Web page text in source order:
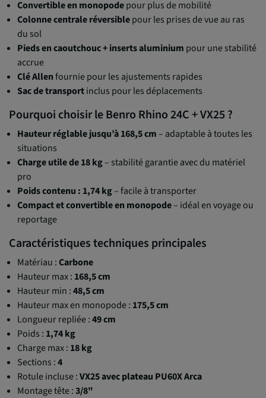
Convertible en monopodepour plus de mobilité
Colonne centrale réversiblepour les prises de vue au ras
du sol
Pieds en caoutchouc + inserts aluminium pour une stabilité
accrue
Clé Allenfournie pour les ajustements rapides
Sac de transportinclus pour les déplacements
Pourquoi choisir le Benro Rhino 24C + VX25 ?
Hauteur réglable jusqu’à 168,5 cm – adaptable à toutes les
situations
Charge utile de 18 kg– stabilité garantie avec du matériel
pro
Poids contenu : 1,74 kg– facile à transporter
Compact et convertible en monopode– idéal en voyage ou
reportage
Caractéristiques techniques principales
Matériau :Carbone
Hauteur max : 168,5 cm
Hauteur min :48,5 cm
Hauteur max en monopode : 175,5 cm
Longueur repliée :49 cm
Poids : 1,74 kg
Charge max : 18 kg
Sections :4
Rotule incluse :VX25 avec plateau PU60X Arca
Montage tête :3/8"